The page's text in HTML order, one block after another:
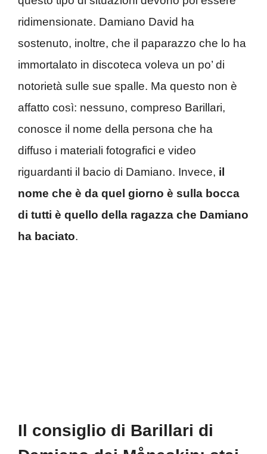
ridimensionate. Damiano David ha
sostenuto, inoltre, che il paparazzo che lo ha
immortalato in discoteca voleva un po’ di
notorietà sulle sue spalle. Ma questo non è
affatto così: nessuno, compreso Barillari,
conosce il nome della persona che ha
diffuso i materiali fotografici e video
riguardanti il bacio di Damiano. Invece, il
nome che è da quel giorno è sulla bocca
di tutti è quello della ragazza che Damiano
ha baciato.
Il consiglio di Barillari di